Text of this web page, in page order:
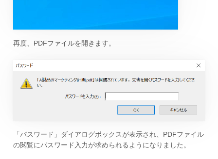
再度、PDFファイルを開きます。
「パスワード」ダイアログボックスが表示され、PDFファイル
の閲覧にパスワード入力が求められるようになりました。